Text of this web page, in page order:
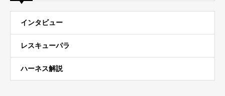
インタビュー
レスキューパラ
ハーネス解説